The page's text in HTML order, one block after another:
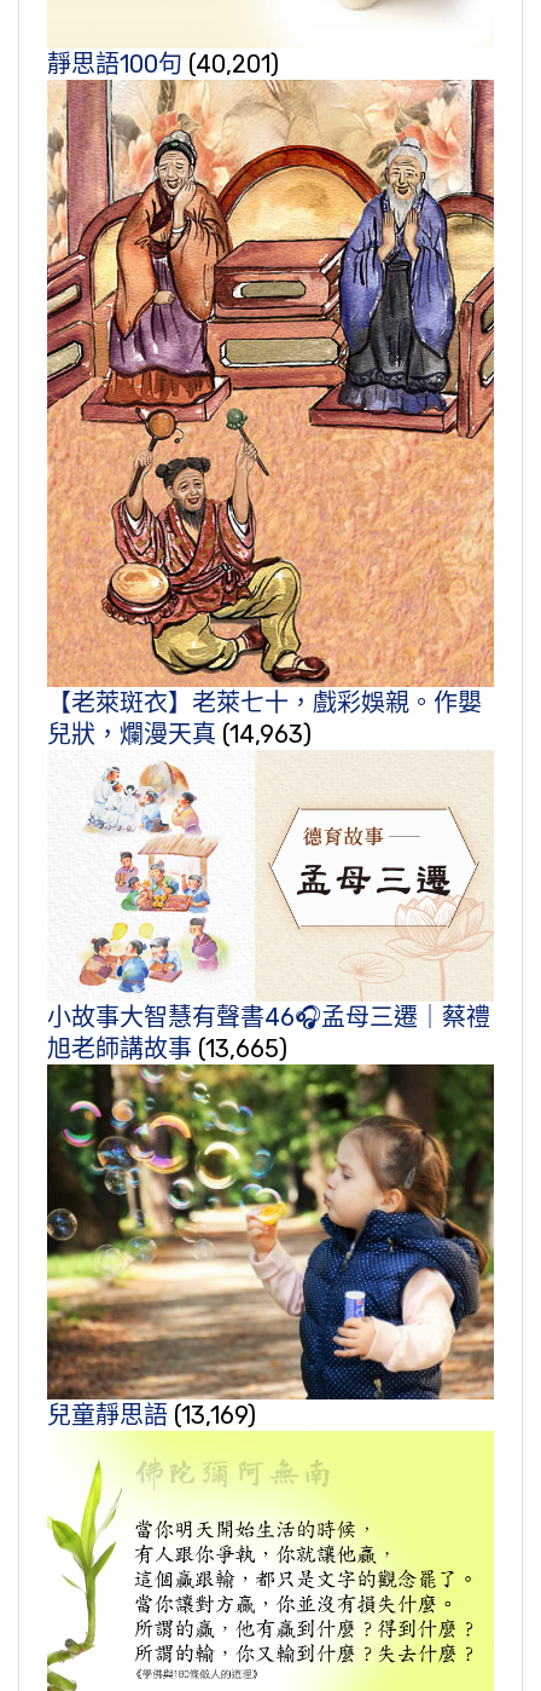
靜思語100句 (40,201)
【老萊斑衣】老萊七十，戲彩娛親。作嬰
兒狀，爛漫天真 (14,963)
小故事大智慧有聲書46🎧孟母三遷｜蔡禮
旭老師講故事 (13,665)
兒童靜思語 (13,169)